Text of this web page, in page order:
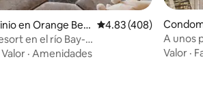
en Orange Bea
Calificación
4.83 (408)
en el río Bay-
B208
Valor · Amenidades
A unos
frente a
Valor ·